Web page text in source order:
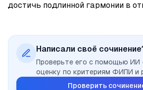
достичь подлинной гармонии в
Написали своё
Проверьте его с помощью ИИ
оценку по критериям ФИПИ и
Проверить